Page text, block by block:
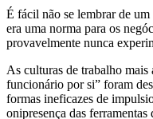
É fácil não se lembrar de
era uma norma para os
provavelmente nunca
As culturas de trabalho mais
funcionário por si” foram
formas ineficazes de
onipresença das